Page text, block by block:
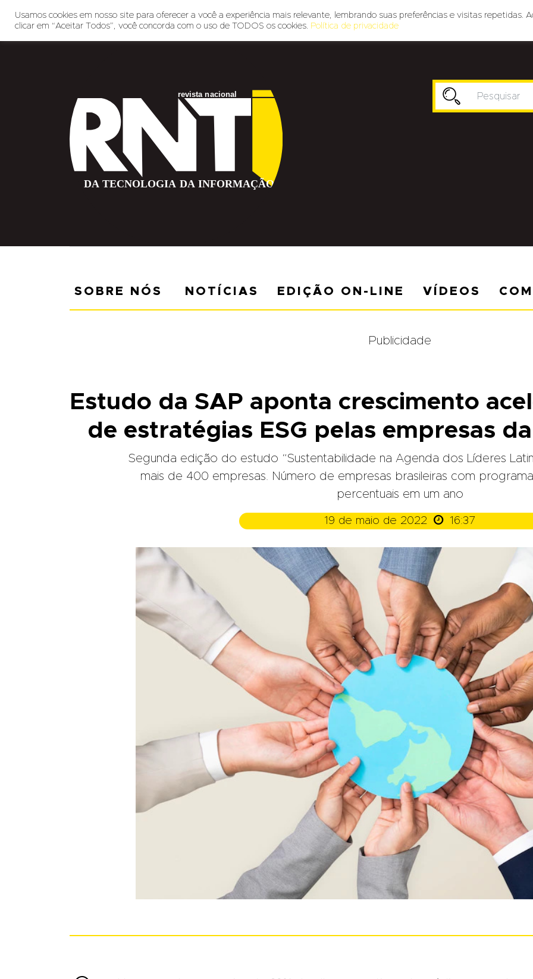
SOBRE NÓS NOTÍCIAS EDIÇÃO ON-LINE VÍDEOS
Publicidade
Estudo da SAP aponta crescimento
de estratégias ESG pelas empresas
Segunda edição do estudo “Sustentabilidade na Agenda dos Líderes
mais de 400 empresas. Número de empresas brasileiras com
percentuais em um ano
19 de maio de 2022  16:37
Usamos cookies em nosso site para oferecer a você a experiência mais relevante, lembrando suas preferências e visitas repetidas.
clicar em “Aceitar Todos”, você concorda com o uso de TODOS os cookies. Política de privacidade